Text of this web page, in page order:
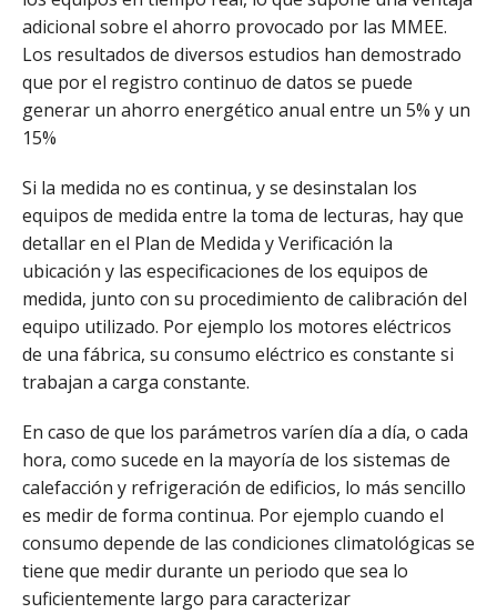
adicional sobre el ahorro provocado por las MMEE.
Los resultados de diversos estudios han demostrado
que por el registro continuo de datos se puede
generar un ahorro energético anual entre un 5% y un
15%
Si la medida no es continua, y se desinstalan los
equipos de medida entre la toma de lecturas, hay que
detallar en el Plan de Medida y Verificación la
ubicación y las especificaciones de los equipos de
medida, junto con su procedimiento de calibración del
equipo utilizado. Por ejemplo los motores eléctricos
de una fábrica, su consumo eléctrico es constante si
trabajan a carga constante.
En caso de que los parámetros varíen día a día, o cada
hora, como sucede en la mayoría de los sistemas de
calefacción y refrigeración de edificios, lo más sencillo
es medir de forma continua. Por ejemplo cuando el
consumo depende de las condiciones climatológicas se
tiene que medir durante un periodo que sea lo
suficientemente largo para caracterizar